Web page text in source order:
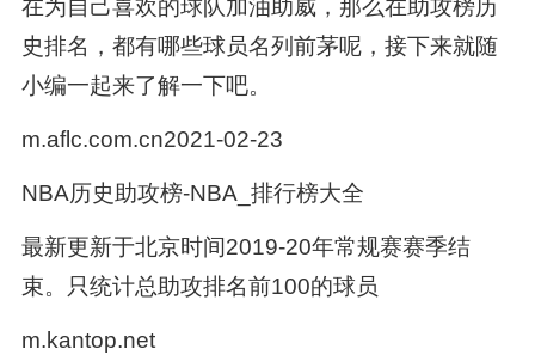
在为自己喜欢的球队加油助威，那么在助攻榜历
史排名，都有哪些球员名列前茅呢，接下来就随
小编一起来了解一下吧。
m.aflc.com.cn2021-02-23
NBA历史助攻榜-NBA_排行榜大全
最新更新于北京时间2019-20年常规赛赛季结
束。只统计总助攻排名前100的球员
m.kantop.net